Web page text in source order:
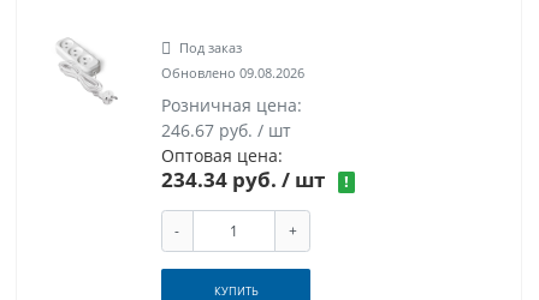
Под заказ
Обновлено 09.08.2026
Розничная цена:
246.67 руб. / шт
Оптовая цена:
234.34 руб. / шт !
- +
КУПИТЬ